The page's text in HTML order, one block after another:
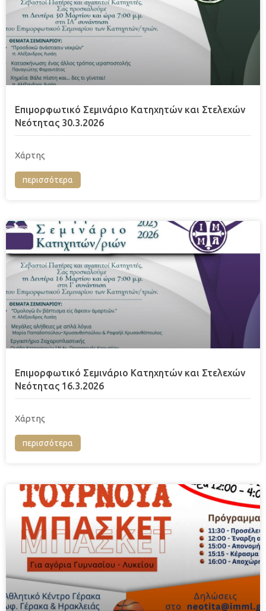
Επιμορφωτικό Σεμινάριο Κατηχητών και Στελεχών
Νεότητας 30.3.2026
Χάρτης
περισσότερα
Επιμορφωτικό Σεμινάριο Κατηχητών και Στελεχών
Νεότητας 16.3.2026
Χάρτης
περισσότερα